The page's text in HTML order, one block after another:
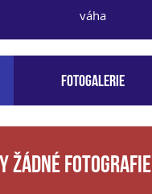
váha
Fotogalerie
žádné fotografie